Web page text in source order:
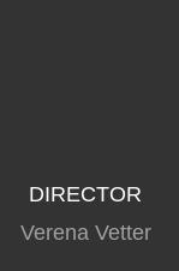
DIRECTOR
Verena Vetter